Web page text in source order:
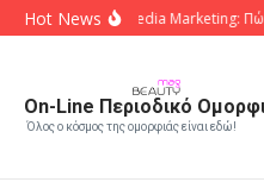
Μετάβαση στο περιεχόμενο
Hot NewsSocial Media Marketing:
On-Line Περιοδικό
Όλος ο κόσμος της ομορφιάς είναι εδώ!